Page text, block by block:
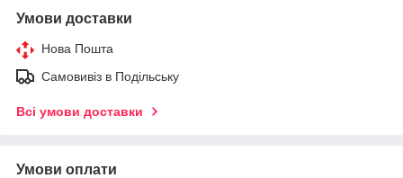
Умови доставки
Нова Пошта
Самовивіз в Подільську
Всі умови доставки
Умови оплати